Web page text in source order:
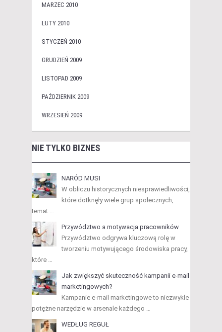
MARZEC 2010
LUTY 2010
STYCZEŃ 2010
GRUDZIEŃ 2009
LISTOPAD 2009
PAŹDZIERNIK 2009
WRZESIEŃ 2009
NIE TYLKO BIZNES
NARÓD MUSI
W obliczu historycznych niesprawiedliwości,
które dotknęły wiele grup społecznych,
temat …
Przywództwo a motywacja pracowników
Przywództwo odgrywa kluczową rolę w
tworzeniu motywującego środowiska pracy,
które …
Jak zwiększyć skuteczność kampanii e-mail
marketingowych?
Kampanie e-mail marketingowe to niezwykle
potężne narzędzie w arsenale każdego …
WEDŁUG REGUŁ